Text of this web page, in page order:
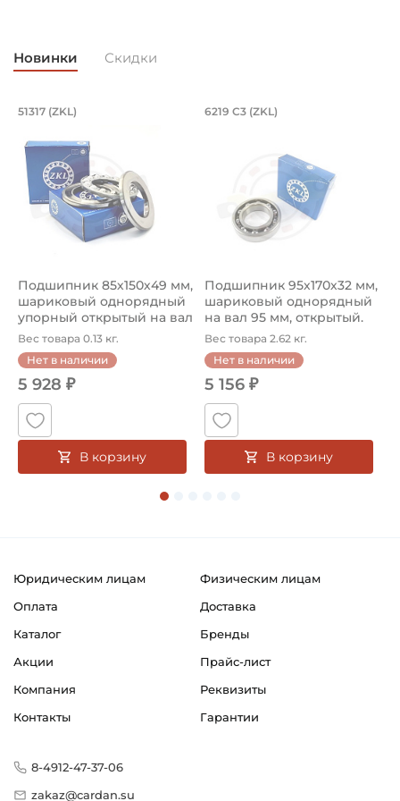
30°
Смазка:
Смазка на весь срок службы
Классификация завода - производителя:
Запасные части Neovert для сельхозтехники
Китай
Новинки Скидки
Подшипник 85х150х49 мм,
51317 (ZKL)
Подшипник 85х150х49 мм,
шариковый однорядный
упорный открытый на вал
85...
Вес товара 0.13 кг.
Нет в наличии
5 928 ₽
В корзину
Подшипник
6219 C3 (ZKL)
Подшипник 95х170х32 мм,
шариковый однорядный
на вал 95 мм, открытый.
Ар...
Вес товара 2.62 кг.
Нет в наличии
5 156 ₽
В корзину
Юридическим лицам
Физическим лицам
Оплата
Доставка
Каталог
Бренды
Акции
Прайс-лист
Компания
Реквизиты
Контакты
Гарантии
8-4912-47-37-06
zakaz@cardan.su